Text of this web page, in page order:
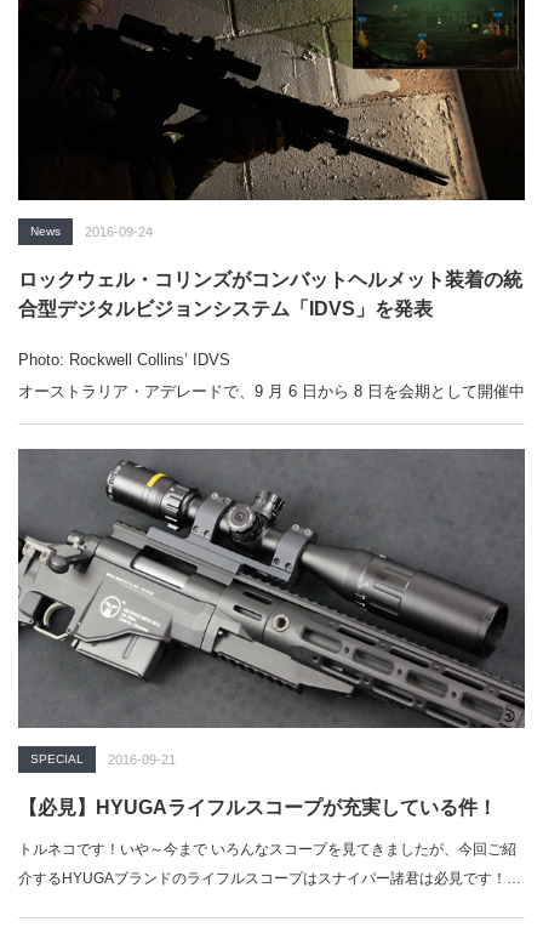
News 2016-09-24
ロックウェル・コリンズがコンバットヘルメット装着の統
合型デジタルビジョンシステム「IDVS」を発表
Photo: Rockwell Collins’ IDVS
オーストラリア・アデレードで、9 月 6 日から 8 日を会期として開催中
米航空電子機器大手ロックウェル・コリンズ (Rockwell Collins) が、戦
「IDVS (Integrated Digital Vision System) 」を発表した。「ミリブロ
News」で続きを読む
SPECIAL 2016-09-21
【必見】HYUGAライフルスコープが充実している件！
トルネコです！いや～今まで いろんなスコープを見てきましたが、今回ご紹
介するHYUGAブランドのライフルスコープはスナイパー諸君は必見です！…